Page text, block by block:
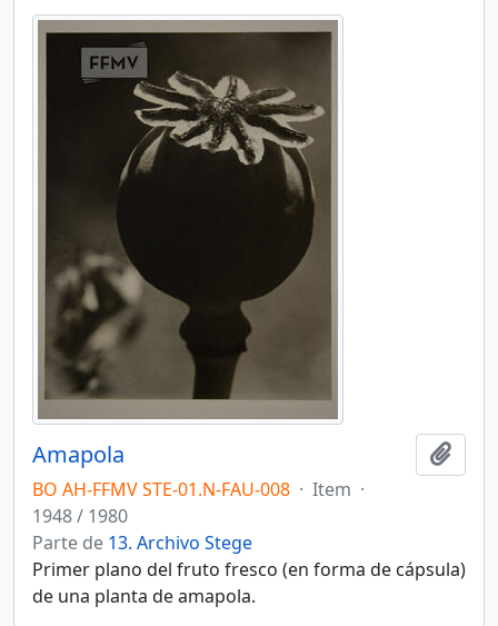
Amapola
BO AH-FFMV STE-01.N-FAU-008 · Item ·
1948 / 1980
Parte de 13. Archivo Stege
Primer plano del fruto fresco (en forma de cápsula)
de una planta de amapola.